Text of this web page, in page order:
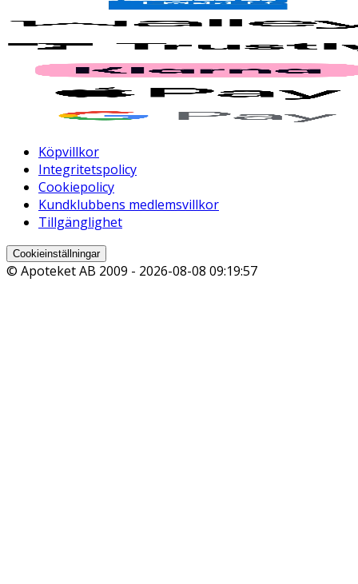
Köpvillkor
Integritetspolicy
Cookiepolicy
Kundklubbens medlemsvillkor
Tillgänglighet
Cookieinställningar
© Apoteket AB 2009 - 2026-08-08 09:19:57